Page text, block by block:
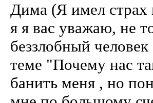
Дима (Я имел страх
я я вас уважаю, не
беззлобный
теме "Почему нас
банить меня , но